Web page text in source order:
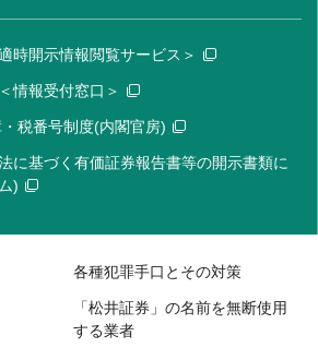
時開示情報閲覧サービス＞
情報受付窓口＞
税番号制度(内閣官房)
に基づく有価証券報告書等の開示書類に
)
各種犯罪手口とその対策
「松井証券」の名前を無断使用
する業者